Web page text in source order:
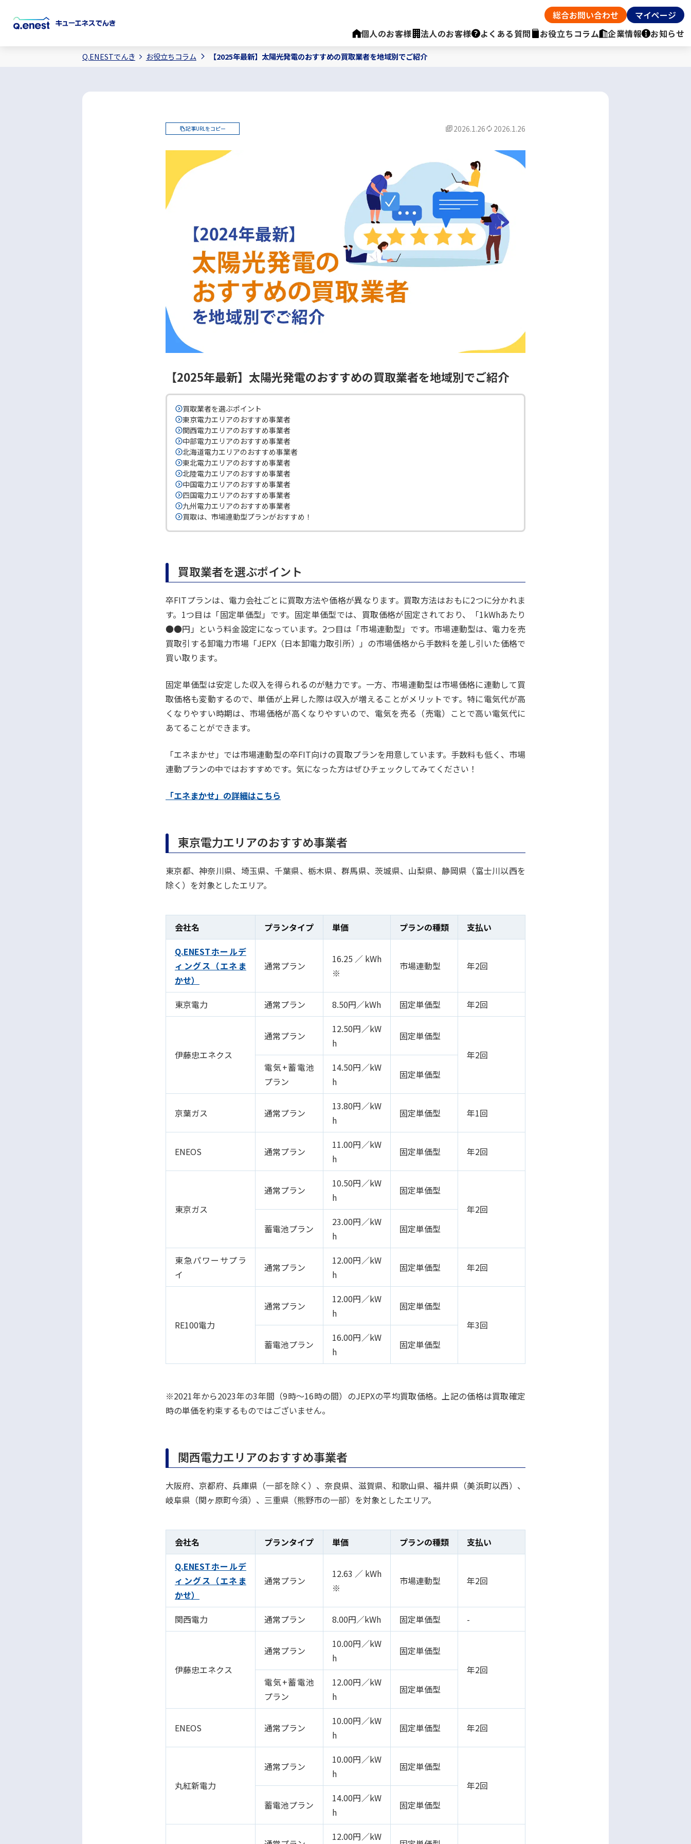
総合お問い合わせ
マイページ
個人のお客様
法人のお客様 よくある質問 お役立ちコラム 企業情報 お知らせ
Q.ENESTでんき お役立ちコラム 【2025年最新】太陽光発電のおすすめの買取業者を地域別でご紹介
記事URLをコピー 2026.1.26 2026.1.26
【2025年最新】太陽光発電のおすすめの買取業者を地域別でご紹介
買取業者を選ぶポイント
東京電力エリアのおすすめ事業者
関西電力エリアのおすすめ事業者
中部電力エリアのおすすめ事業者
北海道電力エリアのおすすめ事業者
東北電力エリアのおすすめ事業者
北陸電力エリアのおすすめ事業者
中国電力エリアのおすすめ事業者
四国電力エリアのおすすめ事業者
九州電力エリアのおすすめ事業者
買取は、市場連動型プランがおすすめ！
買取業者を選ぶポイント
卒FITプランは、電力会社ごとに買取方法や価格が異なります。買取方法はおもに2つに分かれま
す。1つ目は「固定単価型」です。固定単価型では、買取価格が固定されており、「1kWhあたり
●●円」という料金設定になっています。2つ目は「市場連動型」です。市場連動型は、電力を売
買取引する卸電力市場「JEPX（日本卸電力取引所）」の市場価格から手数料を差し引いた価格で
買い取ります。
固定単価型は安定した収入を得られるのが魅力です。一方、市場連動型は市場価格に連動して買
取価格も変動するので、単価が上昇した際は収入が増えることがメリットです。特に電気代が高
くなりやすい時期は、市場価格が高くなりやすいので、電気を売る（売電）ことで高い電気代に
あてることができます。
「エネまかせ」では市場連動型の卒FIT向けの買取プランを用意しています。手数料も低く、市場
連動プランの中ではおすすめです。気になった方はぜひチェックしてみてください！
「エネまかせ」の詳細はこちら
東京電力エリアのおすすめ事業者
東京都、神奈川県、埼玉県、千葉県、栃木県、群馬県、茨城県、山梨県、静岡県（富士川以西を
除く）を対象としたエリア。
会社名 プランタイプ 単価 プランの種類
支払い
Q.ENESTホールデ
ィングス（エネま
かせ）
通常プラン
16.25／kWh
※
市場連動型 年2回
東京電力 通常プラン 8.50円／kWh 固定単価型 年2回
伊藤忠エネクス
通常プラン
12.50円／kW
h
固定単価型
年2回
電気+蓄電池
プラン
14.50円／kW
h
固定単価型
京葉ガス 通常プラン
13.80円／kW
h
固定単価型 年1回
ENEOS 通常プラン
11.00円／kW
h
固定単価型 年2回
東京ガス
通常プラン
10.50円／kW
h
固定単価型
年2回
蓄電池プラン
23.00円／kW
h
固定単価型
東急パワーサプラ
イ
通常プラン
12.00円／kW
h
固定単価型 年2回
RE100電力
通常プラン
12.00円／kW
h
固定単価型
年3回
蓄電池プラン
16.00円／kW
h
固定単価型
※2021年から2023年の3年間（9時～16時の間）のJEPXの平均買取価格。上記の価格は買取確定
時の単価を約束するものではございません。
関西電力エリアのおすすめ事業者
大阪府、京都府、兵庫県（一部を除く）、奈良県、滋賀県、和歌山県、福井県（美浜町以西）、
岐阜県（関ヶ原町今須）、三重県（熊野市の一部）を対象としたエリア。
会社名 プランタイプ 単価 プランの種類
支払い
Q.ENESTホールデ
ィングス（エネま
かせ）
通常プラン
12.63／kWh
※
市場連動型 年2回
関西電力 通常プラン 8.00円／kWh 固定単価型 -
伊藤忠エネクス
通常プラン
10.00円／kW
h
固定単価型
年2回
電気+蓄電池
プラン
12.00円／kW
h
固定単価型
ENEOS 通常プラン
10.00円／kW
h
固定単価型 年2回
丸紅新電力
通常プラン
10.00円／kW
h
固定単価型
年2回
蓄電池プラン
14.00円／kW
h
固定単価型
12.00円／kW